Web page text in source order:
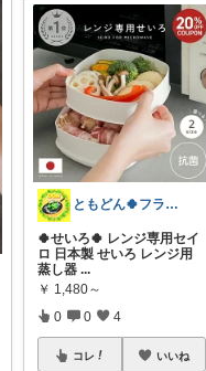
ともどん🍀フライパン料理ある暮らし🍳
🍀せいろ🍀 レンジ専用セイ
ロ 日本製 せいろ レンジ用
蒸し器 ...
￥ 1,480～
0 0 4
コレ いいね